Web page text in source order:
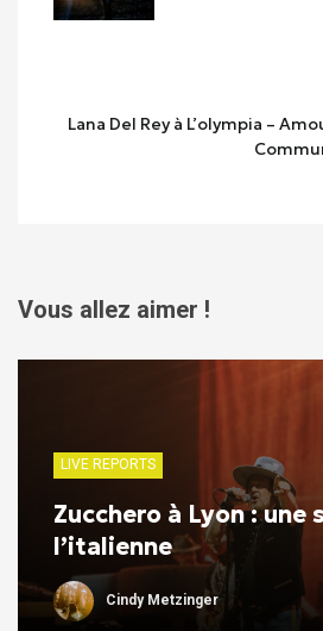
Lana Del Rey à L’olympia –
Vous allez aimer !
LIVE REPORTS
Zucchero à Lyon : une
l’italienne
Cindy Metzinger